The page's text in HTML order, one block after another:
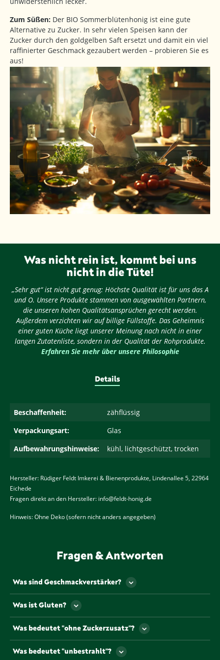
Zum Süßen: Der BIO Sommerblütenhonig ist eine gute
Alternative zu Zucker. In sehr vielen Speisen kann der
Zucker durch den goldgelben Saft ersetzt und damit ein viel
raffinierter Geschmack gezaubert werden – probieren Sie es
aus!
Was nicht rein ist, kommt bei uns
nicht in die Tüte!
„Sehr gut“ ist nicht gut genug: Höchste Qualität ist für uns das A
und O. Unsere Produkte stammen von ausgewählten Partnern,
die unseren hohen Qualitätsansprüchen gerecht werden.
Außerdem verzichten wir auf billige Füllstoffe. Das Geheimnis
einer guten Küche liegt unserer Meinung nach nicht in einer
langen Zutatenliste, sondern in der Qualität der Rohprodukte.
Erfahren Sie mehr über unsere Philosophie
Details
Beschaffenheit:
zähflüssig
Verpackungsart:
Glas
Aufbewahrungshinweise:
kühl, lichtgeschützt, trocken
Hersteller: Rüdiger Feldt Imkerei & Bienenprodukte, Lindenallee 5, 22964
Eichede
Fragen direkt an den Hersteller: info@feldt-honig.de
Hinweis: Ohne Deko (sofern nicht anders angegeben)
Fragen & Antworten
Was sind Geschmackverstärker?
Als Geschmackverstärker werden jene
Lebensmittelzusatzstoffe bezeichnet, die den
Geschmack und/oder den Geruch eines
Lebensmittels verstärken. Gekennzeichnet werden
müssen Geschmacksverstärker mit so genannten „E-
Nummern“. Die beiden gängigsten und
Was ist Gluten?
Gluten ist ein Eiweiß, dass u.a. natürlicherweise in
einigen Getreiden vorkommt.
Was bedeutet "ohne Zuckerzusatz"?
Lebensmittel, die mit diesem Symbol
gekennzeichnet sind, sind frei von Zuckerzusätzen
Was bedeutet "unbestrahlt"?